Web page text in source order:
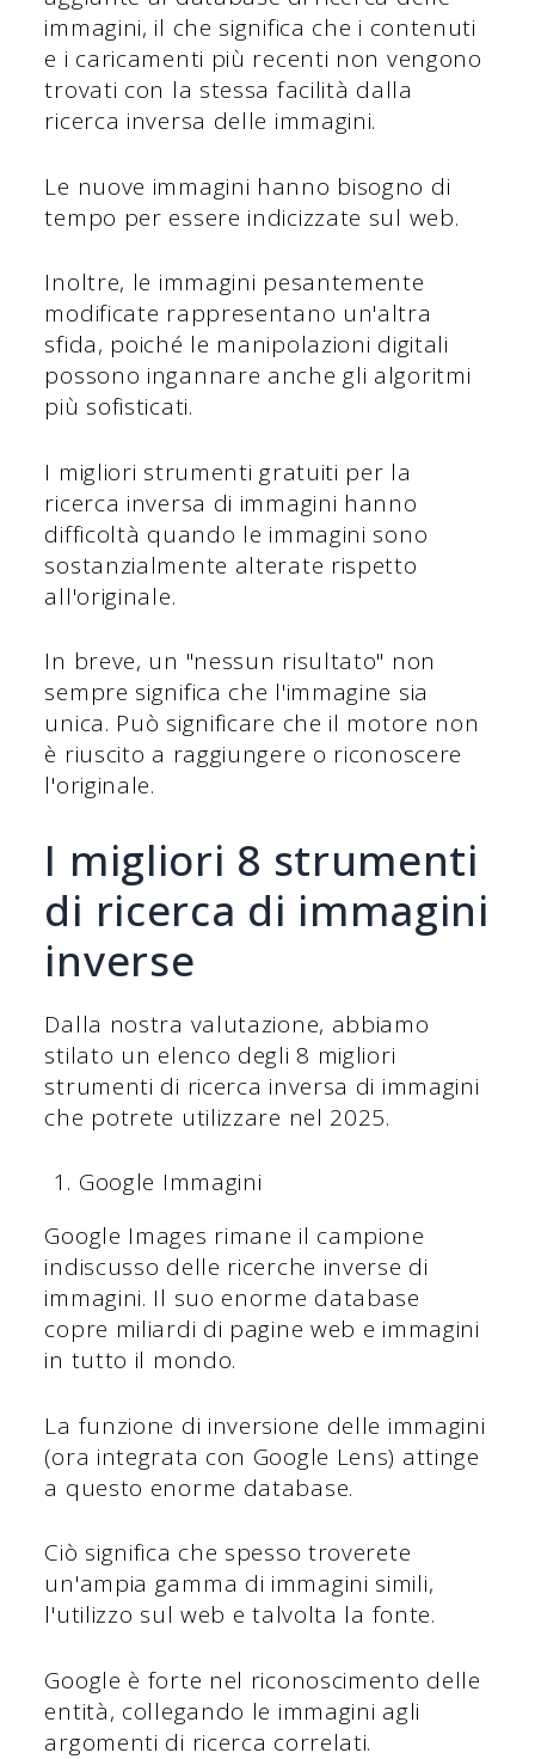
immagini, il che significa che i contenuti
e i caricamenti più recenti non vengono
trovati con la stessa facilità dalla
ricerca inversa delle immagini.
Le nuove immagini hanno bisogno di
tempo per essere indicizzate sul web.
Inoltre, le immagini pesantemente
modificate rappresentano un'altra
sfida, poiché le manipolazioni digitali
possono ingannare anche gli algoritmi
più sofisticati.
I migliori strumenti gratuiti per la
ricerca inversa di immagini hanno
difficoltà quando le immagini sono
sostanzialmente alterate rispetto
all'originale.
In breve, un "nessun risultato" non
sempre significa che l'immagine sia
unica. Può significare che il motore non
è riuscito a raggiungere o riconoscere
l'originale.
I migliori 8 strumenti
di ricerca di immagini
inverse
Dalla nostra valutazione, abbiamo
stilato un elenco degli 8 migliori
strumenti di ricerca inversa di immagini
che potrete utilizzare nel 2025.
Google Immagini
Google Images rimane il campione
indiscusso delle ricerche inverse di
immagini. Il suo enorme database
copre miliardi di pagine web e immagini
in tutto il mondo.
La funzione di inversione delle immagini
(ora integrata con Google Lens) attinge
a questo enorme database.
Ciò significa che spesso troverete
un'ampia gamma di immagini simili,
l'utilizzo sul web e talvolta la fonte.
Google è forte nel riconoscimento delle
entità, collegando le immagini agli
argomenti di ricerca correlati.